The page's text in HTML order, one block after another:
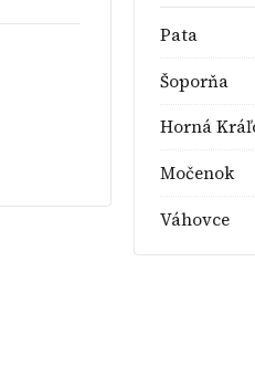
Pata
Šoporňa
Horná
Močenok
Váhovce